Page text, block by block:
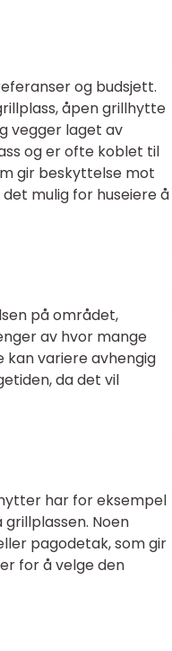
og budsjett.
åpen grillhytte
vegger laget av
og er ofte koblet til
gir beskyttelse mot
mulig for huseiere å
på området,
av hvor mange
kan variere avhengig
da det vil
har for eksempel
Noen
pagodetak, som gir
for å velge den